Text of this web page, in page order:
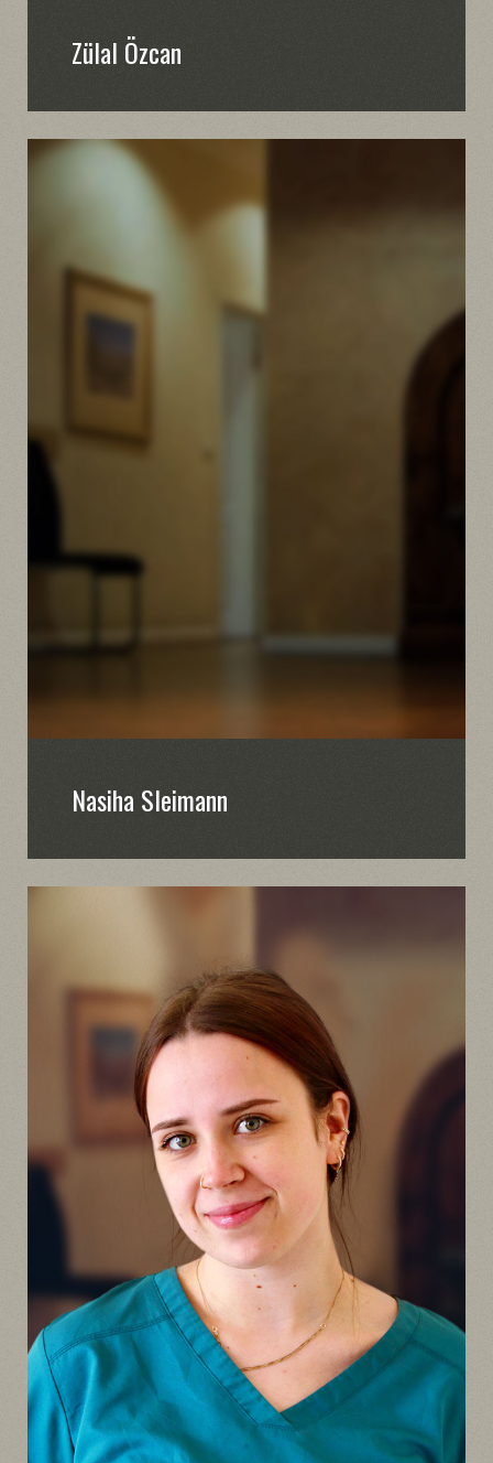
Zülal Özcan
Nasiha Sleimann